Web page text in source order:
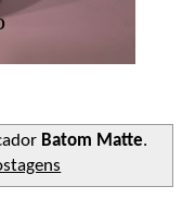
Batom Matte.